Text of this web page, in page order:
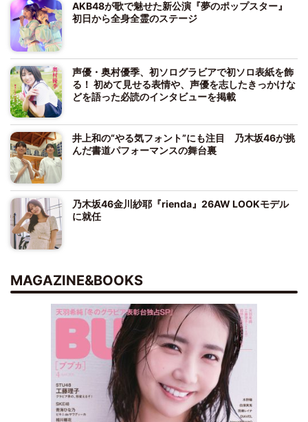
AKB48が歌で魅せた新公演『夢のポップスター』
初日から全身全霊のステージ
声優・奥村優季、初ソログラビアで初ソロ表紙を飾
る！ 初めて見せる表情や、声優を志したきっかけな
どを語った必読のインタビューを掲載
井上和の“やる気フォント”にも注目 乃木坂46が挑
んだ書道パフォーマンスの舞台裏
乃木坂46金川紗耶『rienda』26AW LOOKモデル
に就任
MAGAZINE&BOOKS